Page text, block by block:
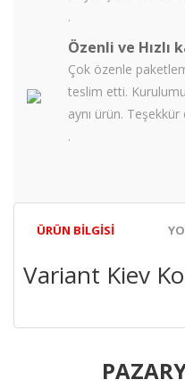
.
Özenli ve Hızlı
Çok özenle
teslim etti.
aynı ürün. Teşekkür
.
ÜRÜN BILGISI
Variant Kiev
Bu ürüne
konularda yetersiz
kullanarak tarafımıza